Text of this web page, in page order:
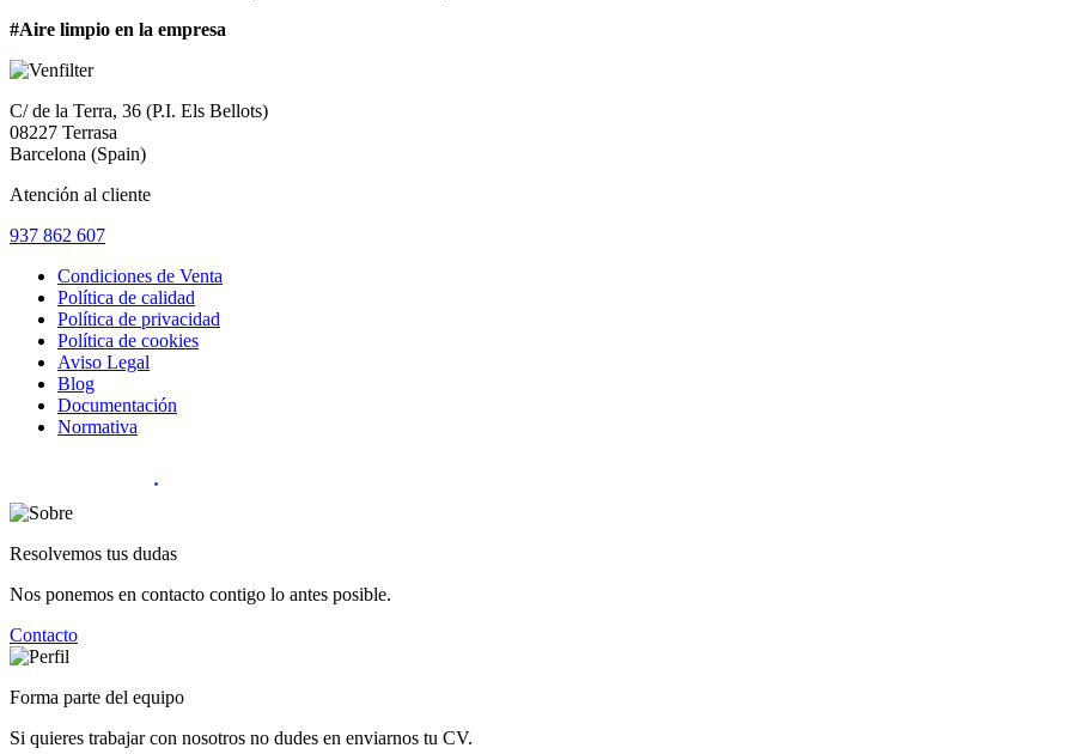
#Aire limpio en la empresa
C/ de la Terra, 36 (P.I. Els Bellots)
08227 Terrasa
Barcelona (Spain)
Atención al cliente
937 862 607
Condiciones de Venta
Política de calidad
Política de privacidad
Política de cookies
Aviso Legal
Blog
Documentación
Normativa
Resolvemos tus dudas
Nos ponemos en contacto contigo lo antes posible.
Contacto
Forma parte del equipo
Si quieres trabajar con nosotros no dudes en enviarnos tu CV.